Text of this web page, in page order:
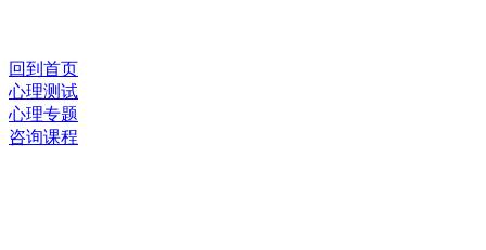
回到首页
心理测试
心理专题
咨询课程